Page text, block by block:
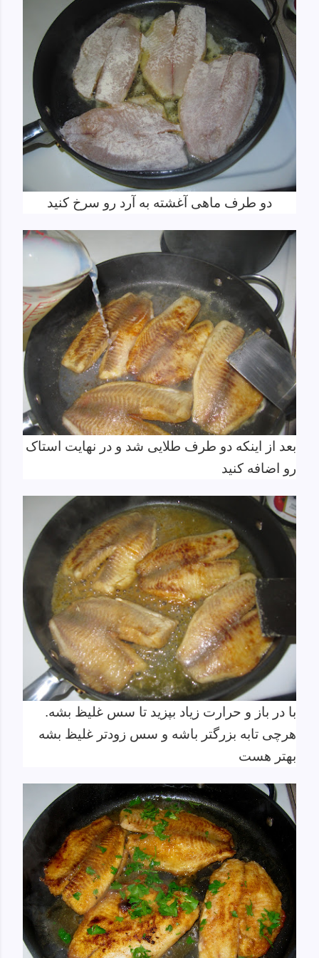
دو طرف ماهی آغشته به آرد رو سرخ کنید
بعد از اینکه دو طرف طلایی شد و در نهایت استاک
رو اضافه کنید
با در باز و حرارت زیاد بپزید تا سس غلیظ بشه.
هرچی تابه بزرگتر باشه و سس زودتر غلیظ بشه
بهتر هست